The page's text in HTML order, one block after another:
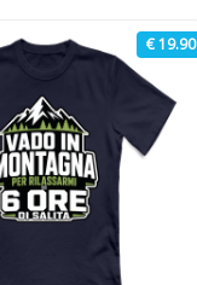
€ 19.90